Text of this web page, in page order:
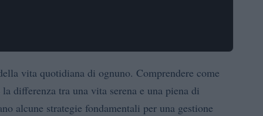
vita quotidiana di ognuno. Comprendere come
differenza tra una vita serena e una piena di
alcune strategie fondamentali per una gestione